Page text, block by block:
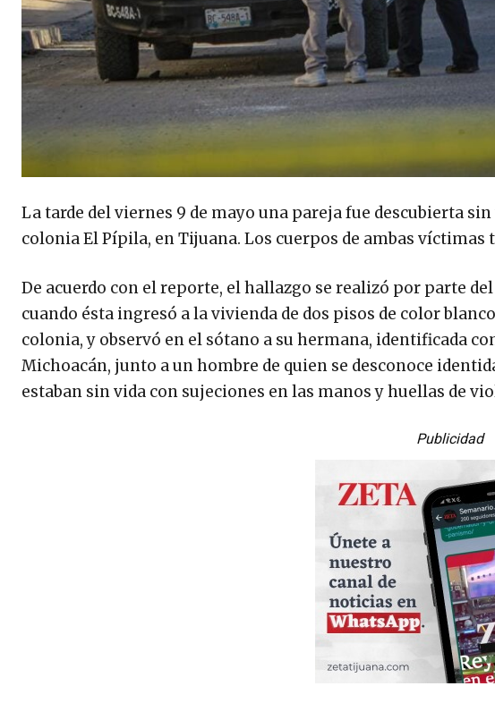
La tarde del viernes 9 de mayo una pareja fue descubierta
colonia El Pípila, en Tijuana. Los cuerpos de ambas
De acuerdo con el reporte, el hallazgo se realizó por parte
cuando ésta ingresó a la vivienda de dos pisos de color
colonia, y observó en el sótano a su hermana, identificada
Michoacán, junto a un hombre de quien se desconoce
estaban sin vida con sujeciones en las manos y huellas de
Publicidad